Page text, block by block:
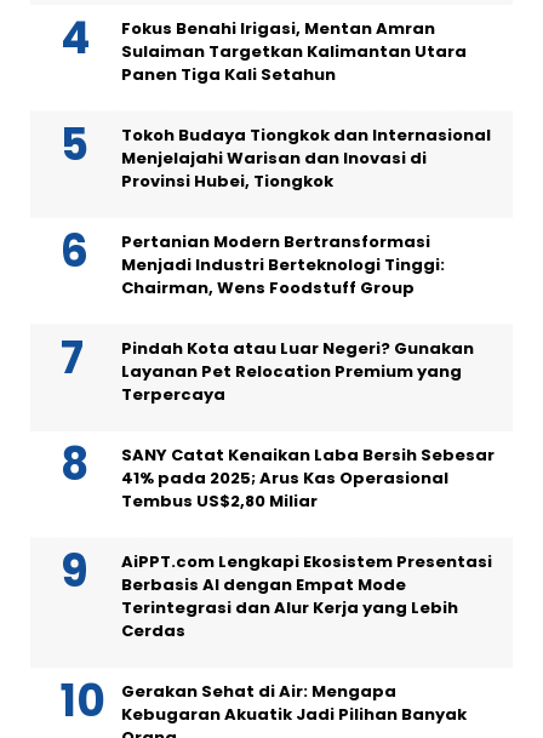
Fokus Benahi Irigasi, Mentan Amran
Sulaiman Targetkan Kalimantan Utara
Panen Tiga Kali Setahun
Tokoh Budaya Tiongkok dan Internasional
Menjelajahi Warisan dan Inovasi di
Provinsi Hubei, Tiongkok
Pertanian Modern Bertransformasi
Menjadi Industri Berteknologi Tinggi:
Chairman, Wens Foodstuff Group
Pindah Kota atau Luar Negeri? Gunakan
Layanan Pet Relocation Premium yang
Terpercaya
SANY Catat Kenaikan Laba Bersih Sebesar
41% pada 2025; Arus Kas Operasional
Tembus US$2,80 Miliar
AiPPT.com Lengkapi Ekosistem Presentasi
Berbasis AI dengan Empat Mode
Terintegrasi dan Alur Kerja yang Lebih
Cerdas
Gerakan Sehat di Air: Mengapa
Kebugaran Akuatik Jadi Pilihan Banyak